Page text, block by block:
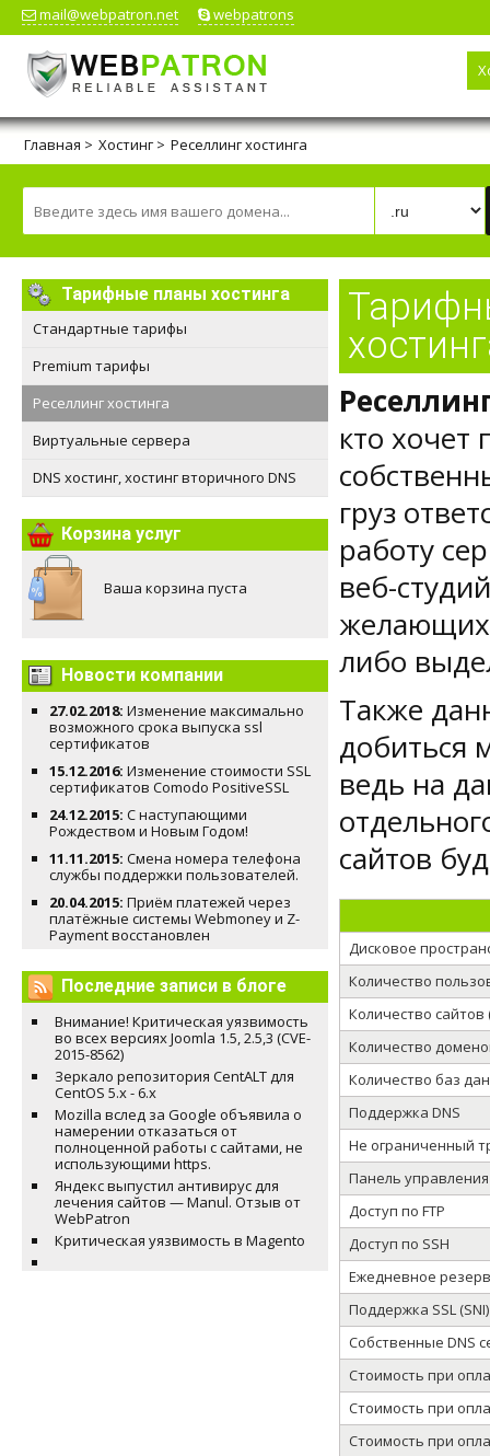
mail@webpatron.net webpatrons
Главная > Хостинг > Реселлинг хостинга
Тарифные планы хостинга
Стандартные тарифы
Premium тарифы
Реселлинг хостинга
Виртуальные сервера
DNS хостинг, хостинг вторичного DNS
Корзина услуг
Ваша корзина пуста
Новости компании
27.02.2018: Изменение максимально
возможного срока выпуска ssl
сертификатов
15.12.2016: Изменение стоимости SSL
сертификатов Comodo PositiveSSL
24.12.2015: С наступающими
Рождеством и Новым Годом!
11.11.2015: Смена номера телефона
службы поддержки пользователей.
20.04.2015: Приём платежей через
платёжные системы Webmoney и Z-
Payment восстановлен
Последние записи в блоге
Внимание! Критическая уязвимость
во всех версиях Joomla 1.5, 2.5,3 (CVE-
2015-8562)
Зеркало репозитория CentALT для
CentOS 5.x - 6.x
Mozilla вслед за Google объявила о
намерении отказаться от
полноценной работы с сайтами, не
использующими https.
Яндекс выпустил антивирус для
лечения сайтов — Manul. Отзыв от
WebPatron
Критическая уязвимость в Magento
кто хочет
груз
работу
веб-
желающих
либо
Также
добиться
ведь на
сайтов
Дисковое
Количество
Количество
Количество
Количество баз
Поддержка DNS
Не ограниченный
Панель
Доступ по FTP
Доступ по SSH
Ежедневное
Поддержка SSL (SNI)
Собственные DNS
Стоимость при
Стоимость при
Стоимость при